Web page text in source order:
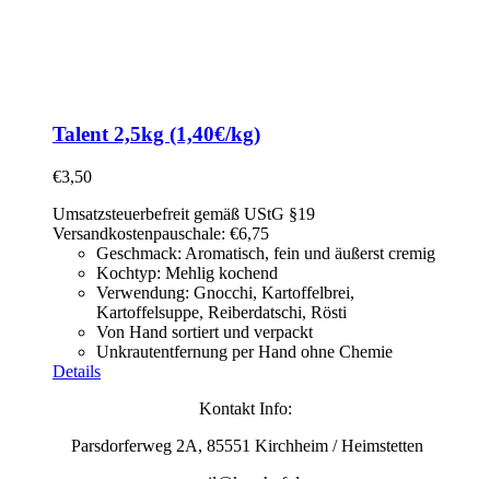
Talent 2,5kg (1,40€/kg)
€3,50
Umsatzsteuerbefreit gemäß UStG §19
Versandkostenpauschale: €6,75
Geschmack: Aromatisch, fein und äußerst cremig
Kochtyp: Mehlig kochend
Verwendung: Gnocchi, Kartoffelbrei,
Kartoffelsuppe, Reiberdatschi, Rösti
Von Hand sortiert und verpackt
Unkrautentfernung per Hand ohne Chemie
Details
Kontakt Info:
Parsdorferweg 2A, 85551 Kirchheim / Heimstetten